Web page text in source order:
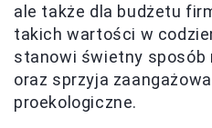
ale także dla budżetu
takich wartości w
stanowi świetny sposób
oraz sprzyja
proekologiczne.